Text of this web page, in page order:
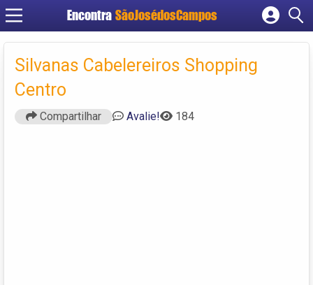
Encontra SãoJosédosCampos
Cadastrar empresa
Criar conta
Silvanas Cabelereiros Shopping
Centro
Compartilhar Avalie! 184